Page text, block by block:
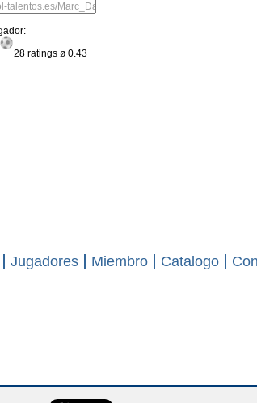
28 ratings ø 0.43
Jugadores Miembro Catalogo